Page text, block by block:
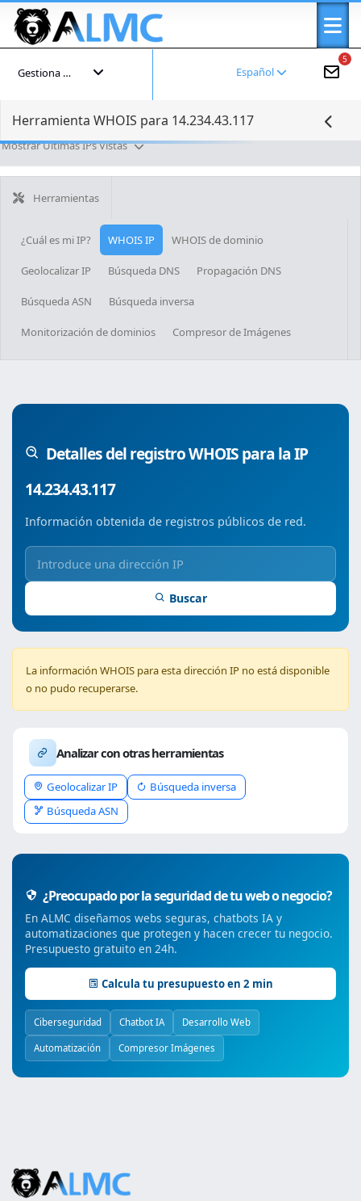
5
Español
Gestiona tu cuenta
Herramienta WHOIS para 14.234.43.117
Mostrar Últimas IPs Vistas
Herramientas
¿Cuál es mi IP? WHOIS IP WHOIS de dominio
Geolocalizar IP Búsqueda DNS Propagación DNS
Búsqueda ASN Búsqueda inversa
Monitorización de dominios Compresor de Imágenes
Detalles del registro WHOIS para la IP
14.234.43.117
Información obtenida de registros públicos de red.
Buscar
La información WHOIS para esta dirección IP no está disponible
o no pudo recuperarse.
Analizar con otras herramientas
Geolocalizar IP
Búsqueda inversa
Búsqueda ASN
¿Preocupado por la seguridad de tu web o negocio?
En ALMC diseñamos webs seguras, chatbots IA y
automatizaciones que protegen y hacen crecer tu negocio.
Presupuesto gratuito en 24h.
Calcula tu presupuesto en 2 min
Ciberseguridad Chatbot IA Desarrollo Web
Automatización Compresor Imágenes